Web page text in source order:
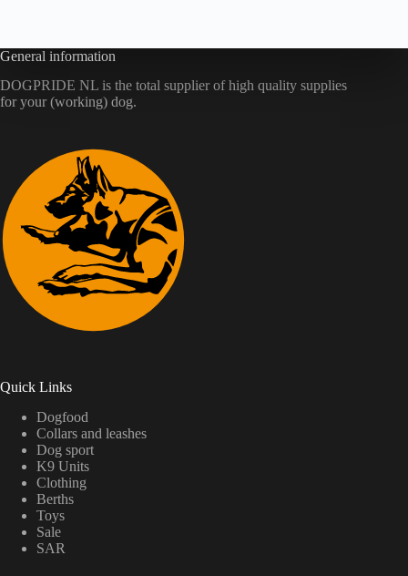
General information
DOGPRIDE NL is the total supplier of high quality supplies
for your (working) dog.
Quick Links
Dogfood
Collars and leashes
Dog sport
K9 Units
Clothing
Berths
Toys
Sale
SAR